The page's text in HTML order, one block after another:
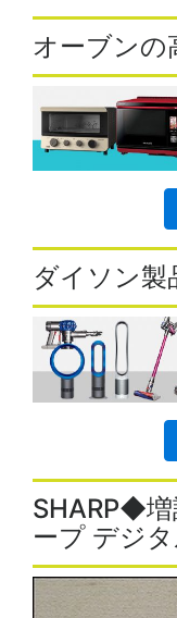
オーブンの
ダイソン製
SHARP◆増
ープ デジ